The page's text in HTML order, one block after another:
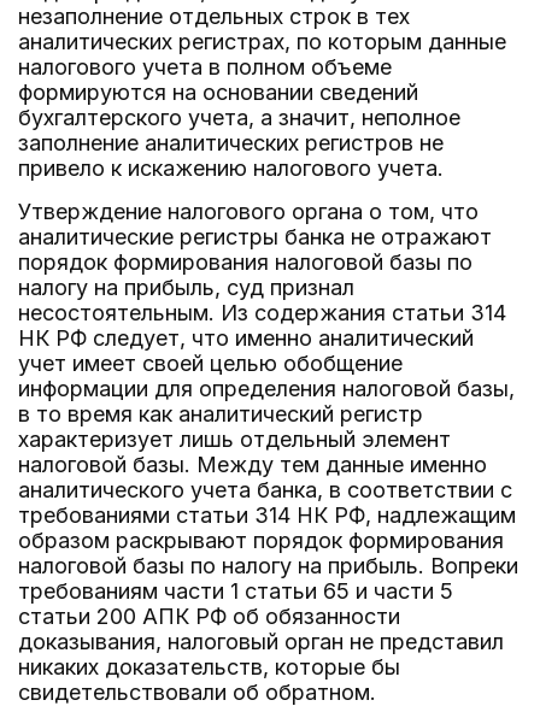
незаполнение отдельных строк в тех
аналитических регистрах, по которым данные
налогового учета в полном объеме
формируются на основании сведений
бухгалтерского учета, а значит, неполное
заполнение аналитических регистров не
привело к искажению налогового учета.
Утверждение налогового органа о том, что
аналитические регистры банка не отражают
порядок формирования налоговой базы по
налогу на прибыль, суд признал
несостоятельным. Из содержания статьи 314
НК РФ следует, что именно аналитический
учет имеет своей целью обобщение
информации для определения налоговой базы,
в то время как аналитический регистр
характеризует лишь отдельный элемент
налоговой базы. Между тем данные именно
аналитического учета банка, в соответствии с
требованиями статьи 314 НК РФ, надлежащим
образом раскрывают порядок формирования
налоговой базы по налогу на прибыль. Вопреки
требованиям части 1 статьи 65 и части 5
статьи 200 АПК РФ об обязанности
доказывания, налоговый орган не представил
никаких доказательств, которые бы
свидетельствовали об обратном.